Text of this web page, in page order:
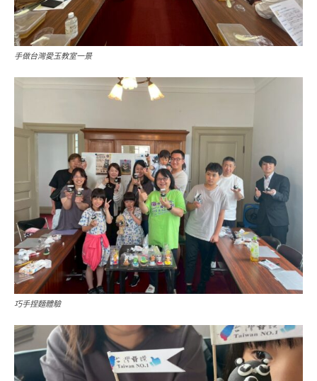
手做台灣愛玉教室一景
巧手捏麵體驗